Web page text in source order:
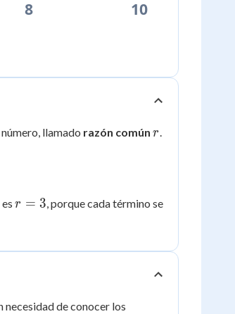
8 10
llamado razón común r
r.
r
r = 3, porque cada término se
necesidad de conocer los